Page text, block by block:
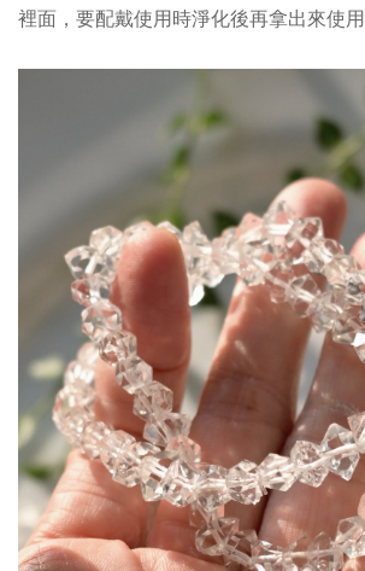
裡面，要配戴使用時淨化後再拿出來使用